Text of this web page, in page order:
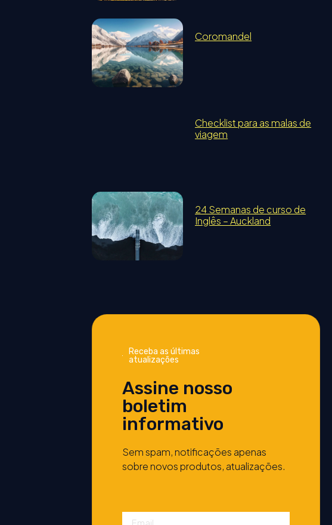
Coromandel
Checklist para as malas de
viagem
24 Semanas de curso de
Inglês – Auckland
Receba as últimas
atualizações
Assine nosso
boletim
informativo
Sem spam, notificações apenas
sobre novos produtos, atualizações.